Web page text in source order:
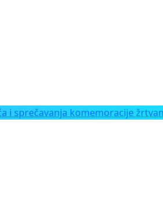
i sprečavanja komemoracije